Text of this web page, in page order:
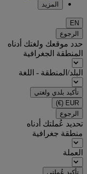
المزيد
EN
الرجوع
حدد موقعك ولغتك أدناه
المنطقة الجغرافية
البلد/المنطقة - اللغة
تأكيد بلدي ولغتي
EUR
(€)
الرجوع
تحديد عُملتك أدناه
منطقة جغرافية
العملة
تأكيد عُملتي